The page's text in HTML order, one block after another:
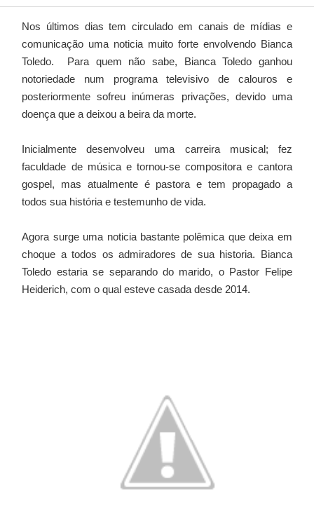
Nos últimos dias tem circulado em canais de mídias e
comunicação uma noticia muito forte envolvendo Bianca
Toledo. Para quem não sabe, Bianca Toledo ganhou
notoriedade num programa televisivo de calouros e
posteriormente sofreu inúmeras privações, devido uma
doença que a deixou a beira da morte.
Inicialmente desenvolveu uma carreira musical; fez
faculdade de música e tornou-se compositora e cantora
gospel, mas atualmente é pastora e tem propagado a
todos sua história e testemunho de vida.
Agora surge uma noticia bastante polêmica que deixa em
choque a todos os admiradores de sua historia. Bianca
Toledo estaria se separando do marido, o Pastor Felipe
Heiderich, com o qual esteve casada desde 2014.